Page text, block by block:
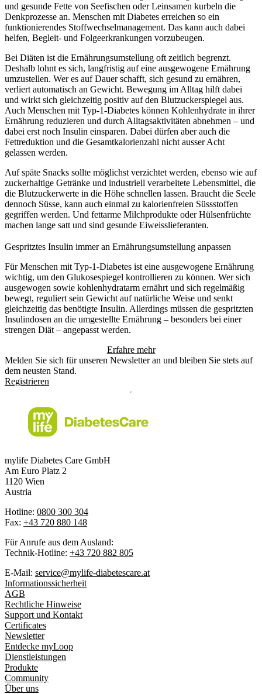
und gesunde Fette von Seefischen oder Leinsamen kurbeln die
Denkprozesse an. Menschen mit Diabetes erreichen so ein
funktionierendes Stoffwechselmanagement. Das kann auch dabei
helfen, Begleit- und Folgeerkrankungen vorzubeugen.
Bei Diäten ist die Ernährungsumstellung oft zeitlich begrenzt.
Deshalb lohnt es sich, langfristig auf eine ausgewogene Ernährung
umzustellen. Wer es auf Dauer schafft, sich gesund zu ernähren,
verliert automatisch an Gewicht. Bewegung im Alltag hilft dabei
und wirkt sich gleichzeitig positiv auf den Blutzuckerspiegel aus.
Auch Menschen mit Typ-1-Diabetes können Kohlenhydrate in ihrer
Ernährung reduzieren und durch Alltagsaktivitäten abnehmen – und
dabei erst noch Insulin einsparen. Dabei dürfen aber auch die
Fettreduktion und die Gesamtkalorienzahl nicht ausser Acht
gelassen werden.
Auf späte Snacks sollte möglichst verzichtet werden, ebenso wie auf
zuckerhaltige Getränke und industriell verarbeitete Lebensmittel, die
die Blutzuckerwerte in die Höhe schnellen lassen. Braucht die Seele
dennoch Süsse, kann auch einmal zu kalorienfreien Süssstoffen
gegriffen werden. Und fettarme Milchprodukte oder Hülsenfrüchte
machen lange satt und sind gesunde Eiweisslieferanten.
Gespritztes Insulin immer an Ernährungsumstellung anpassen
Für Menschen mit Typ-1-Diabetes ist eine ausgewogene Ernährung
wichtig, um den Glukosespiegel kontrollieren zu können. Wer sich
ausgewogen sowie kohlenhydratarm ernährt und sich regelmäßig
bewegt, reguliert sein Gewicht auf natürliche Weise und senkt
gleichzeitig das benötigte Insulin. Allerdings müssen die gespritzten
Insulindosen an die umgestellte Ernährung – besonders bei einer
strengen Diät – angepasst werden.
Erfahre mehr
Melden Sie sich für unseren Newsletter an und bleiben Sie stets auf
dem neusten Stand.
Registrieren
mylife Diabetes Care GmbH
Am Euro Platz 2
1120 Wien
Austria
Hotline: 0800 300 304
Fax: +43 720 880 148
Für Anrufe aus dem Ausland:
Technik-Hotline: +43 720 882 805
E-Mail: service@mylife-diabetescare.at
Informationssicherheit
AGB
Rechtliche Hinweise
Support und Kontakt
Certificates
Newsletter
Entdecke myLoop
Dienstleistungen
Produkte
Community
Über uns